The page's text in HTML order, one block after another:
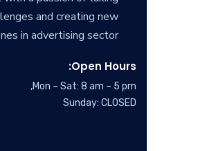
and creating new
in advertising sector.
Open Hours:
Mon – Sat: 8 am – 5 pm,
Sunday: CLOSED